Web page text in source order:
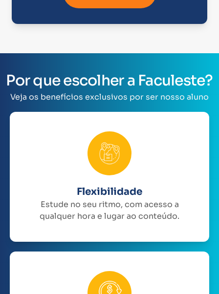
Por que escolher a Faculeste?
Veja os benefícios exclusivos por ser nosso aluno
Flexibilidade
Estude no seu ritmo, com acesso a
qualquer hora e lugar ao conteúdo.